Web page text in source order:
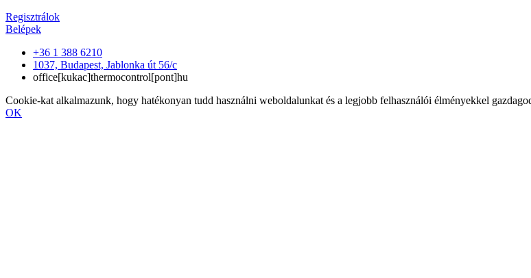
Regisztrálok
Belépek
+36 1 388 6210
1037, Budapest, Jablonka út 56/c
office[kukac]thermocontrol[pont]hu
Cookie-kat alkalmazunk, hogy hatékonyan tudd használni weboldalunkat és a legjobb felhasználói élményekkel
OK